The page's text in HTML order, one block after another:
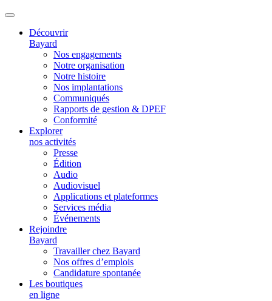
Découvrir
Bayard
Nos engagements
Notre organisation
Notre histoire
Nos implantations
Communiqués
Rapports de gestion & DPEF
Conformité
Explorer
nos activités
Presse
Édition
Audio
Audiovisuel
Applications et plateformes
Services média
Événements
Rejoindre
Bayard
Travailler chez Bayard
Nos offres d’emplois
Candidature spontanée
Les boutiques
en ligne